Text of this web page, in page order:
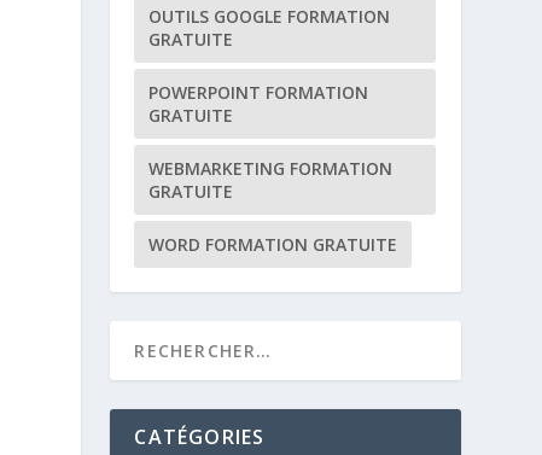
OUTILS GOOGLE FORMATION
GRATUITE
POWERPOINT FORMATION
GRATUITE
WEBMARKETING FORMATION
GRATUITE
WORD FORMATION GRATUITE
CATÉGORIES